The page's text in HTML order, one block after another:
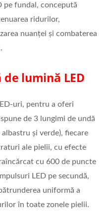
pe fundal, concepută
ridurilor,
nuanței și combaterea
lumină LED
uri, pentru a oferi
de 3 lungimi de undă
și verde), fiecare
ale pielii, cu efecte
cu 600 de puncte
LED pe secundă,
uniformă a
în toate zonele pielii.